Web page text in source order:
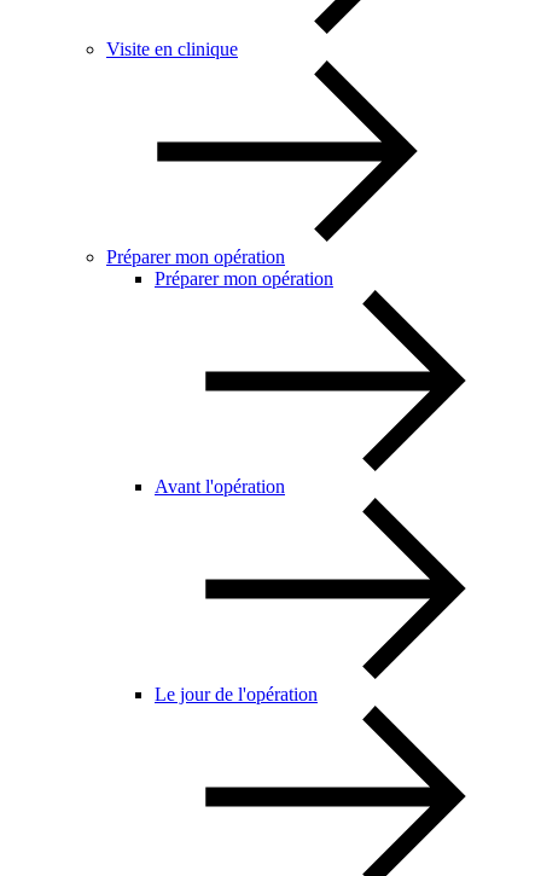
Visite en clinique
Préparer mon opération
Préparer mon opération
Avant l'opération
Le jour de l'opération